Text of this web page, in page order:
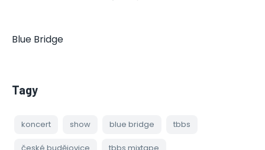
Blue Bridge
Tagy
koncert show blue bridge tbbs
české budějovice tbbs mixtape